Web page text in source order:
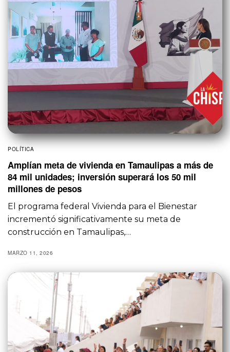
POLÍTICA
Amplían meta de vivienda en Tamaulipas a más de
84 mil unidades; inversión superará los 50 mil
millones de pesos
El programa federal Vivienda para el Bienestar
incrementó significativamente su meta de
construcción en Tamaulipas,…
MARZO 11, 2026